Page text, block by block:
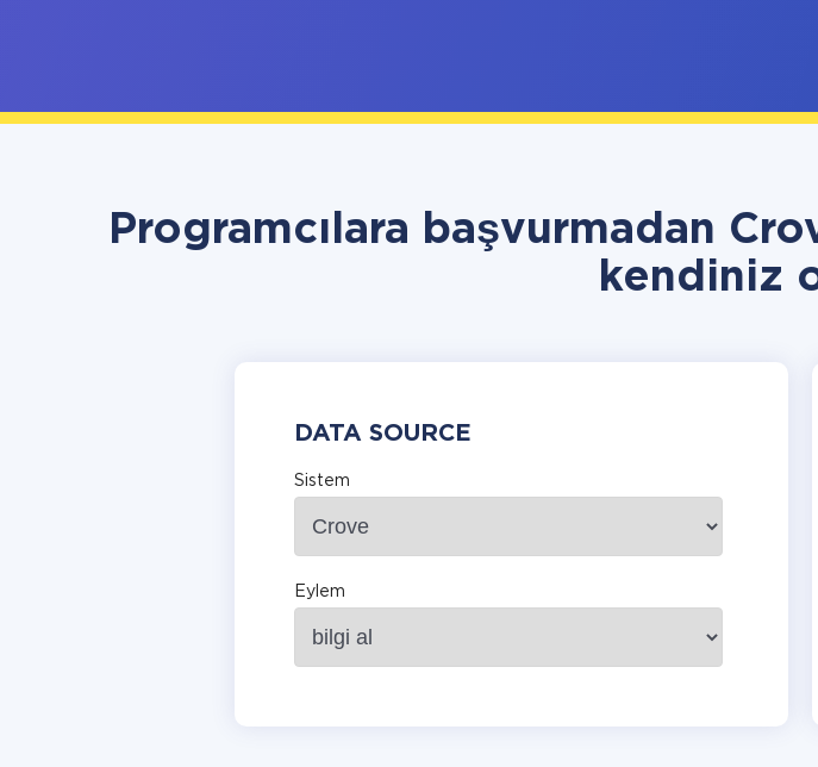
Programcılara başvurmadan
kendiniz
DATA SOURCE
Sistem
Eylem